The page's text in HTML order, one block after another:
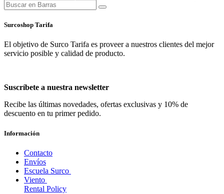
Surcoshop Tarifa
El objetivo de Surco Tarifa es proveer a nuestros clientes del mejor
servicio posible y calidad de producto.
Suscríbete a nuestra newsletter
Recibe las últimas novedades, ofertas exclusivas y 10% de
descuento en tu primer pedido.
Información
Contacto
Envíos
Escuela Surco
Viento
Rental Policy